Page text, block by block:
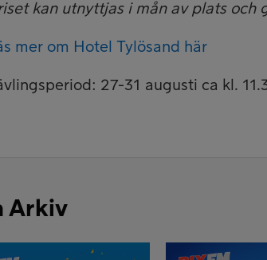
kan utnyttjas i mån av plats och
mer om Hotel Tylösand här
27-31 augusti ca kl.
Arkiv